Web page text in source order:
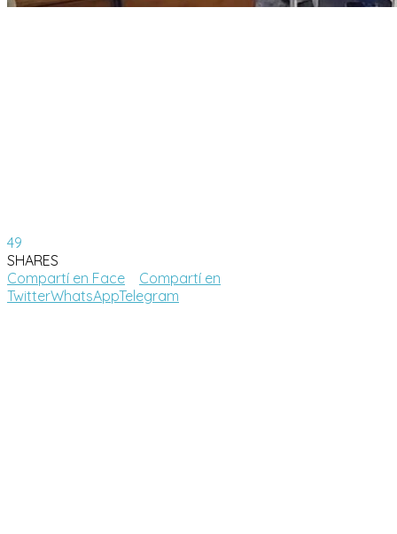
49
SHARES
Compartí en Face
Compartí en
TwitterWhatsAppTelegram